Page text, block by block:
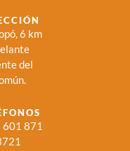
6 km
del
601 871